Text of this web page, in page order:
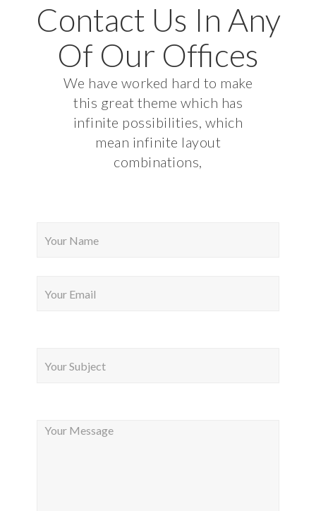
Contact Us In Any
Of Our Offices
We have worked hard to make
this great theme which has
infinite possibilities, which
mean infinite layout
combinations,